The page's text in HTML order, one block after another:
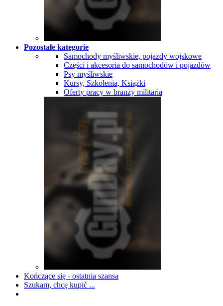
Pozostałe kategorie
Samochody myśliwskie, pojazdy wojskowe
Części i akcesoria do samochodów i pojazdów
Psy myśliwskie
Kursy, Szkolenia, Książki
Oferty pracy w branży militaria
Kończące się - ostatnia szansa
Szukam, chcę kupić ...